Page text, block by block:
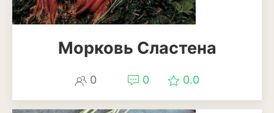
Морковь Сластена
0 0 0.0